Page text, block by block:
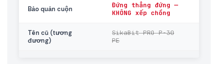
Bảo quản cuộn
Đứng thẳng đứng —
KHÔNG xếp chồng
Tên cũ (tương
đương)
SikaBit PRO P-30
PE